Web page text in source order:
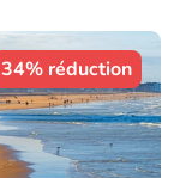
34% réduction